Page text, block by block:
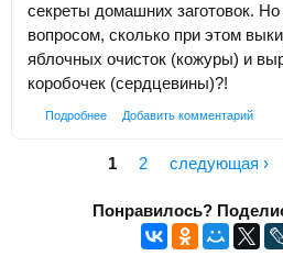
секреты домашних заготовок.
вопросом, сколько при этом
яблочных очисток (кожуры) и
коробочек (сердцевины)?!
Подробнее Добавить комментарий
1 2 следующая ›
Понравилось?